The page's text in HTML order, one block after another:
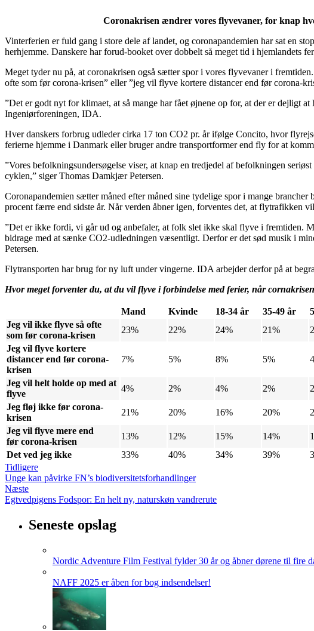
Coronakrisen ændrer vores flyvevaner, for knap
Vinterferien er fuld gang i store dele af landet, og coronapandemien har sat en
herhjemme. Danskere har forud-booket over dobbelt så meget tid i hjemlandets
Meget tyder nu på, at coronakrisen også sætter spor i vores flyvevaner i
ofte som før corona-krisen” eller ”jeg vil flyve kortere distancer end før corona-
”Det er godt nyt for klimaet, at så mange har fået øjnene op for, at der er dejligt
Ingeniørforeningen, IDA.
Hver danskers forbrug udleder cirka 17 ton CO2 pr. år ifølge Concito, hvor
ferierne hjemme i Danmark eller bruger andre transportformer end fly for at
”Vores befolkningsundersøgelse viser, at knap en tredjedel af befolkningen
cyklen,” siger Thomas Damkjær Petersen.
Coronapandemien sætter måned efter måned sine tydelige spor i mange
procent færre end sidste år. Når verden åbner igen, forventes det, at flytrafikken
”Det er ikke fordi, vi går ud og anbefaler, at folk slet ikke skal flyve i fremtiden.
bidrage med at sænke CO2-udledningen væsentligt. Derfor er det sød musik i
Petersen.
Flytransporten har brug for ny luft under vingerne. IDA arbejder derfor på at
Hvor meget forventer du, at du vil flyve i forbindelse med ferier, når
Mand Kvinde 18-34 år 35-49 år
Jeg vil ikke flyve så ofte
som før corona-krisen
23% 22% 24% 21%
Jeg vil flyve kortere
distancer end før corona-
krisen
7% 5% 8% 5%
Jeg vil helt holde op med at
flyve
4% 2% 4% 2%
Jeg fløj ikke før corona-
krisen
21% 20% 16% 20%
Jeg vil flyve mere end
før corona-krisen
13% 12% 15% 14%
Det ved jeg ikke
33% 40% 34% 39%
Tidligere
Unge kan påvirke FN’s biodiversitetsforhandlinger
Næste
Egtvedpigens Fodspor: En helt ny, naturskøn vandrerute
Seneste opslag
Nordic Adventure Film Festival fylder 30 år og åbner dørene til fire
NAFF 2025 er åben for bog indsendelser!